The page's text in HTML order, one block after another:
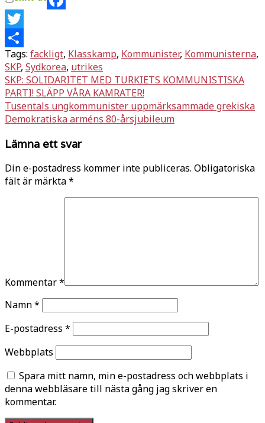
Facebook
Twitter
Dela
Tags: fackligt, Klasskamp, Kommunister, Kommunisterna,
SKP, Sydkorea, utrikes
Inläggsnavigering
SKP: SOLIDARITET MED TURKIETS KOMMUNISTISKA
PARTI! SLÄPP VÅRA KAMRATER!
Tusentals ungkommunister uppmärksammade grekiska
Demokratiska arméns 80-årsjubileum
Lämna ett svar
Din e-postadress kommer inte publiceras. Obligatoriska
fält är märkta*
Kommentar*
Namn*
E-postadress *
Webbplats
Spara mitt namn, min e-postadress och webbplats i
denna webbläsare till nästa gång jag skriver en
kommentar.